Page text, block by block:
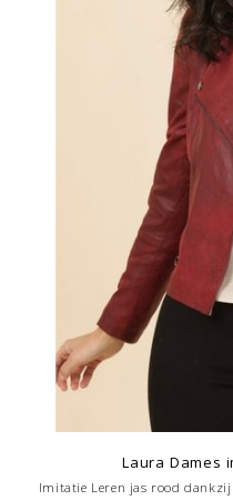
Laura Dames
Imitatie Leren jas rood